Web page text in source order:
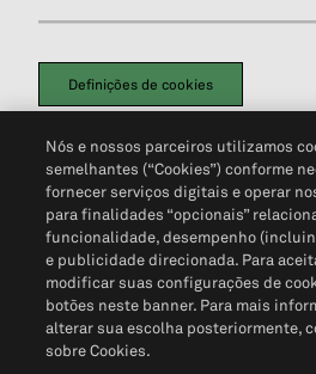
Definições de cookies
Política de PrivacidadePortal de
Não Venda Minhas Informações Pessoais
Nós e nossos parceiros utilizamos
semelhantes (“Cookies”) conforme
fornecer serviços digitais e operar
para finalidades “opcionais”
funcionalidade, desempenho
e publicidade direcionada. Para
modificar suas configurações de
botões neste banner. Para mais
alterar sua escolha posteriormente,
sobre Cookies.